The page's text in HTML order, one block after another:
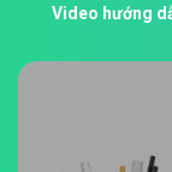
Video hướng